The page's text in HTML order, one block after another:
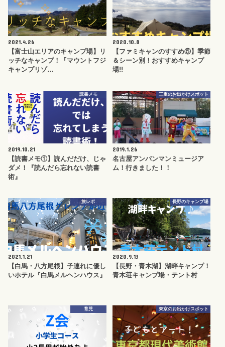
2021.4.26
【富士山エリアのキャンプ場】リ
ッチなキャンプ！『マウントフジ
キャンプリゾ…
2020.10.8
【ファミキャンのすすめ⑤】季節
＆シーン別！おすすめキャンプ
場!!
読書メモ
2019.10.21
【読書メモ①】読んだだけ、じゃ
ダメ！『読んだら忘れない読書
術』
三重のお出かけスポット
2019.1.26
名古屋アンパンマンミュージア
ム！行きました！！
旅レポ
2021.1.21
【白馬・八方尾根】子連れに優し
いホテル『白馬メルヘンハウス』
長野のキャンプ場
2020.9.13
【長野・青木湖】湖畔キャンプ！
青木荘キャンプ場・テント村
育児 東京のお出かけスポット